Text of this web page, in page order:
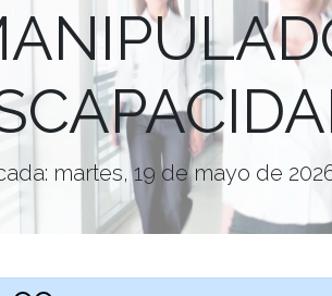
martes, 19 de mayo de